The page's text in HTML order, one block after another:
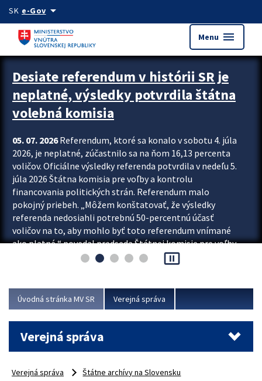
Preskocit na hlavný obsah
SK e-Govarrow_drop_down
Menu menu
Zastavit automatický posun upútavok
Desiate referendum v histórii SR je
neplatné, výsledky potvrdila štátna
volebná komisia
05. 07. 2026Referendum, ktoré sa konalo v sobotu 4. júla
2026, je neplatné, zúčastnilo sa na ňom 16,13 percenta
voličov. Oficiálne výsledky referenda potvrdila v nedeľu 5.
júla 2026 Štátna komisia pre voľby a kontrolu
financovania politických strán. Referendum malo
pokojný priebeh. „Môžem konštatovať, že výsledky
referenda nedosiahli potrebnú 50-percentnú účasť
voličov na to, aby mohlo byť toto referendum vnímané
ako platné,“ povedal predseda Štátnej komisie pre voľby
a kontrolu financovania politických...
pause_presentation
Úvodná stránka MV SR Verejná správa
Verejná správa
Verejná správa
Štátne archívy na Slovensku